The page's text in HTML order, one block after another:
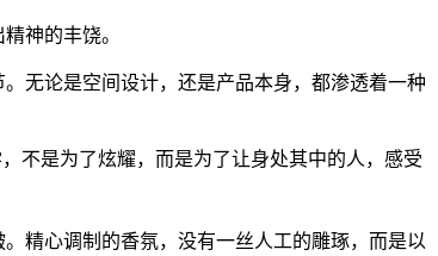
神的丰饶。
无论是空间设计，还是产品本身，都渗透着一种
不是为了炫耀，而是为了让身处其中的人，感受
精心调制的香氛，没有一丝人工的雕琢，而是以